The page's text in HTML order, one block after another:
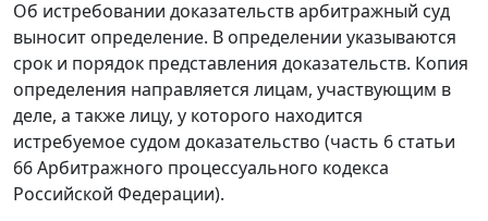
Об истребовании доказательств арбитражный суд
выносит определение. В определении указываются
срок и порядок представления доказательств. Копия
определения направляется лицам, участвующим в
деле, а также лицу, у которого находится
истребуемое судом доказательство (часть 6 статьи
66Арбитражного процессуального кодекса
Российской Федерации).